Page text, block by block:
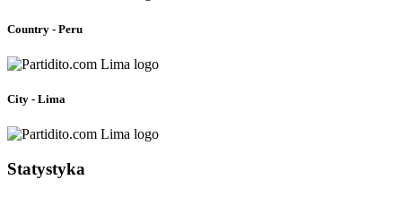
Country - Peru
City - Lima
Statystyka